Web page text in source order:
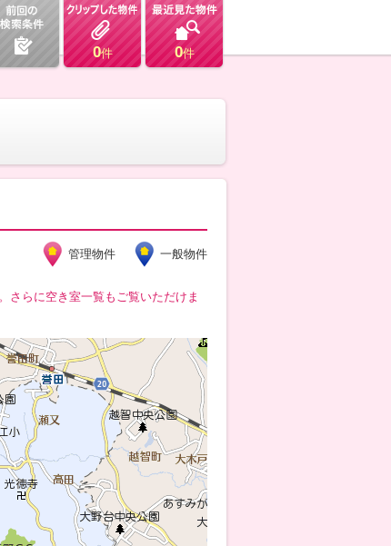
0件 0件
管理物件 一般物件
さらに空き室一覧もご覧いただけま